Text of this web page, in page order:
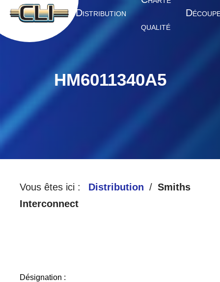
A CCUEIL DISTRIBUTION
QUALITÉ
D
HM6011340A5
Vous êtes ici : Distribution
Smiths
Interconnect
Désignation :